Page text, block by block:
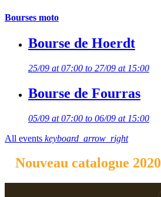
Bourses moto
Bourse de Hoerdt
25/09 at 07:00 to 27/09 at 15:00
Bourse de Fourras
05/09 at 07:00 to 06/09 at 15:00
All events keyboard_arrow_right
Nouveau catalogue 2020